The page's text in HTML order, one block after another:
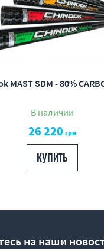
MAST SDM - 80%
В наличии
26 220грн
КУПИТЬ
на наши